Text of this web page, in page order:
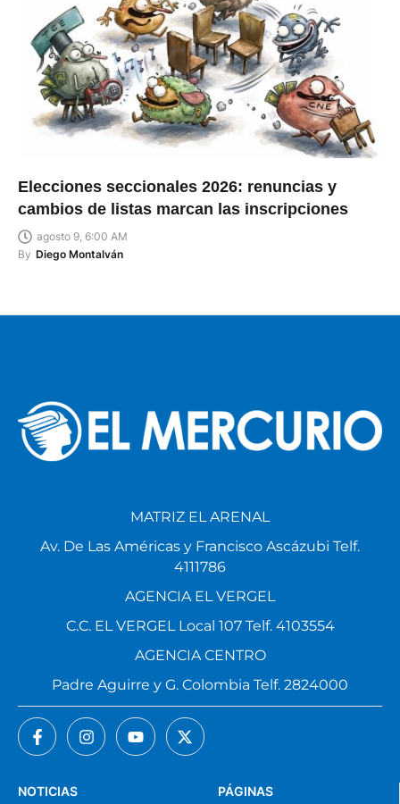
Elecciones seccionales 2026: renuncias y
cambios de listas marcan las inscripciones
agosto 9, 6:00 AM
By Diego Montalván
PÁGINAS
NOTICIAS
MATRIZ EL ARENAL
Av. De Las Américas y Francisco Ascázubi Telf.
4111786
AGENCIA EL VERGEL
C.C. EL VERGEL Local 107 Telf. 4103554
AGENCIA CENTRO
Padre Aguirre y G. Colombia Telf. 2824000